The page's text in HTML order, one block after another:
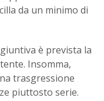
da un minimo di
è prevista la
Insomma,
trasgressione
piuttosto serie.